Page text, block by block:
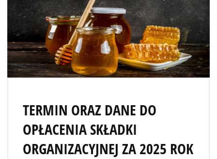
TERMIN ORAZ DANE DO
OPŁACENIA SKŁADKI
ORGANIZACYJNEJ ZA 2025 ROK